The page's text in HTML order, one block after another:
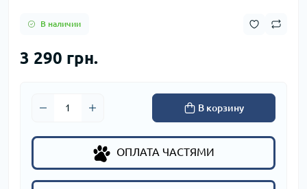
В наличии
3 290 грн.
В корзину
ОПЛАТА ЧАСТЯМИ